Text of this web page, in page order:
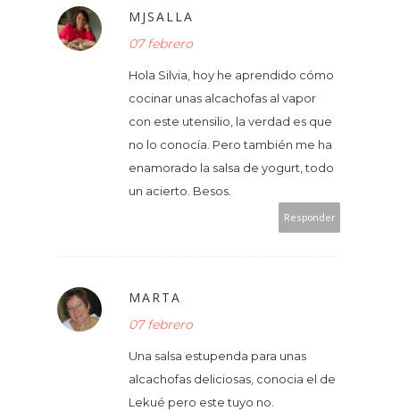
MJSALLA
07 febrero
Hola Silvia, hoy he aprendido cómo
cocinar unas alcachofas al vapor
con este utensilio, la verdad es que
no lo conocía. Pero también me ha
enamorado la salsa de yogurt, todo
un acierto. Besos.
Responder
MARTA
07 febrero
Una salsa estupenda para unas
alcachofas deliciosas, conocia el de
Lekué pero este tuyo no.